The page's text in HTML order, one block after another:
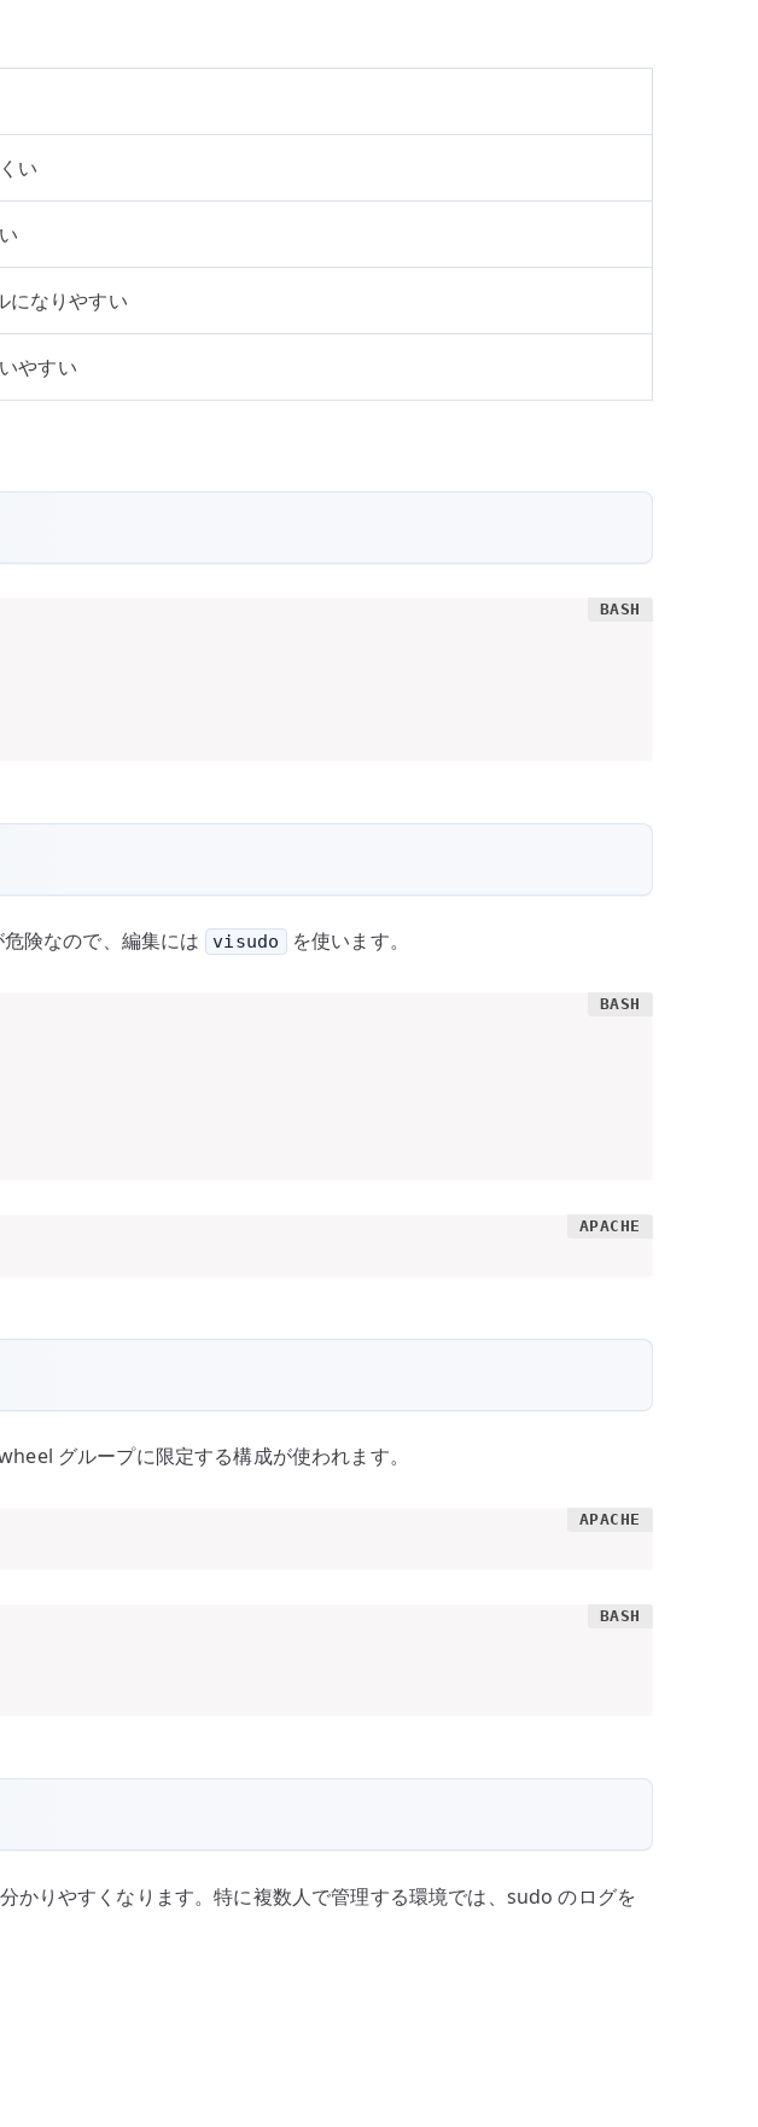
い
になりやすい
やすい
険なので、編集には visudo を使います。
グループに限定する構成が使われます。
りやすくなります。特に複数人で管理する環境では、sudo のログを